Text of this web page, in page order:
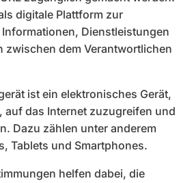
digitale Plattform zur
Dienstleistungen
zwischen dem Verantwortlichen
ist ein elektronisches Gerät,
auf das Internet zuzugreifen und
Dazu zählen unter anderem
Tablets und Smartphones.
helfen dabei, die